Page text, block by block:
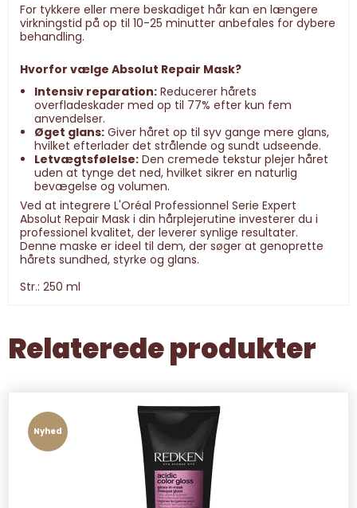
For tykkere eller mere beskadiget hår kan en længere
virkningstid på op til 10-25 minutter anbefales for dybere
behandling.
Hvorfor vælge Absolut Repair Mask?
Intensiv reparation:Reducerer hårets
overfladeskader med op til 77% efter kun fem
anvendelser.
Øget glans:Giver håret op til syv gange mere glans,
hvilket efterlader det strålende og sundt udseende.
Letvægtsfølelse:Den cremede tekstur plejer håret
uden at tynge det ned, hvilket sikrer en naturlig
bevægelse og volumen.
Ved at integrere L'Oréal Professionnel Serie Expert
Absolut Repair Mask i din hårplejerutine investerer du i
professionel kvalitet, der leverer synlige resultater.
Denne maske er ideel til dem, der søger at genoprette
hårets sundhed, styrke og glans.
Str.: 250 ml
Relaterede produkter
Nyhed